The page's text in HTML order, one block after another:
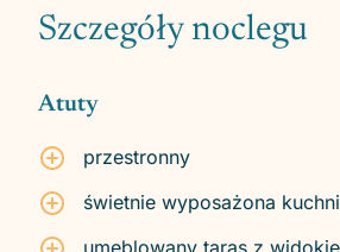
Szczegóły noclegu
Atuty
przestronny
świetnie wyposażona
umeblowany taras z